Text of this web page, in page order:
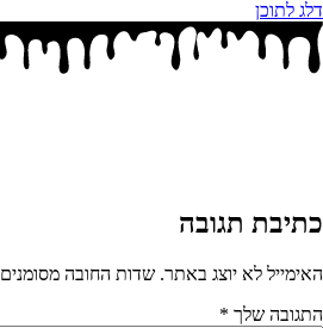
דלג לתוכן
כתיבת תגובה
האימייל לא יוצג באתר. שדות החובה מסומנים
התגובה שלך *